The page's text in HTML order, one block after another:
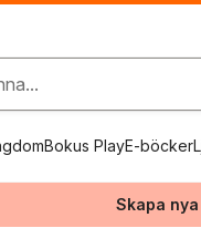
Bokus PlayE-böcker
Skapa